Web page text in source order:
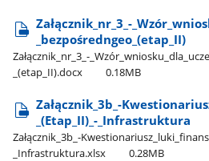
Załącznik​_nr​_3​_-​
_bezpośredngeo​_(etap​_II)
Załącznik​_nr​_3​_-​
_(etap​_II).docx
0.18MB
Załącznik​_3b​_-
_(Etap​_II)​_-​_Infrastruktura
Załącznik​_3b​_-
_Infrastruktura.xlsx
0.28MB